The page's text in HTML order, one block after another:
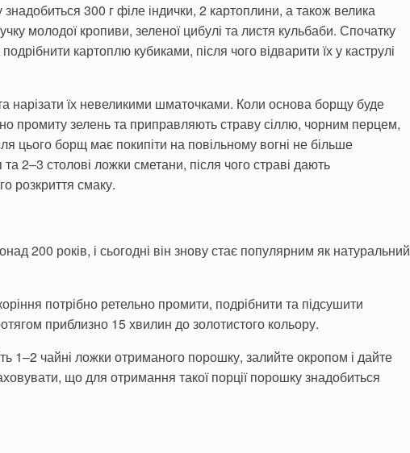
300 г філе індички, 2 картоплини, а також велика
молодої кропиви, зеленої цибулі та листя кульбаби. Спочатку
картоплю кубиками, після чого відварити їх у каструлі
нарізати їх невеликими шматочками. Коли основа борщу буде
промиту зелень та приправляють страву сіллю, чорним перцем,
цього борщ має покипіти на повільному вогні не більше
2–3 столові ложки сметани, після чого страві дають
розкриття смаку.
200 років, і сьогодні він знову стає популярним як натуральний
потрібно ретельно промити, подрібнити та підсушити
приблизно 15 хвилин до золотистого кольору.
1–2 чайні ложки отриманого порошку, залийте окропом і дайте
що для отримання такої порції порошку знадобиться